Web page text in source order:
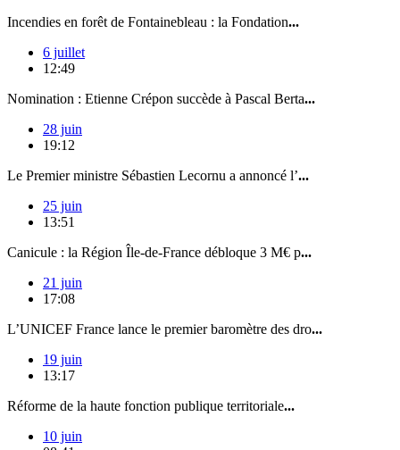
Incendies en forêt de Fontainebleau : la Fondation...
6 juillet
12:49
Nomination : Etienne Crépon succède à Pascal Berta...
28 juin
19:12
Le Premier ministre Sébastien Lecornu a annoncé l’...
25 juin
13:51
Canicule : la Région Île-de-France débloque 3 M€ p...
21 juin
17:08
L’UNICEF France lance le premier baromètre des dro...
19 juin
13:17
Réforme de la haute fonction publique territoriale...
10 juin